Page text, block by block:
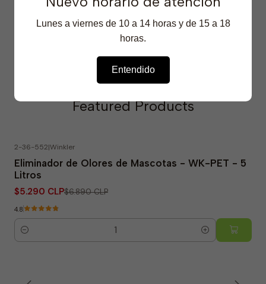
Featured Products
2-36-552|Winkler
Eliminador de Olores de Mascotas - WK-PET - 5
Litros
$5.290 CLP$6.890 CLP
4.8
Quantity
Lunes a viernes de 10 a 14 horas y de 15 a 18
horas.
Entendido